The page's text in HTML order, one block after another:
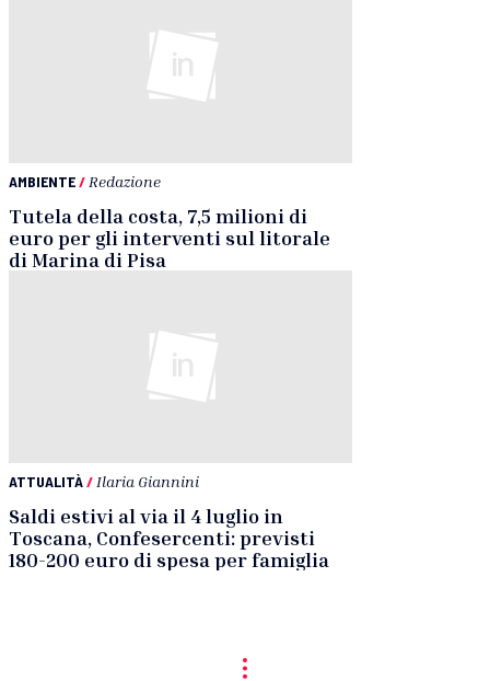
AMBIENTE/ Redazione
Tutela della costa, 7,5 milioni di
euro per gli interventi sul litorale
di Marina di Pisa
ATTUALITÀ/ Ilaria Giannini
Saldi estivi al via il 4 luglio in
Toscana, Confesercenti: previsti
180-200 euro di spesa per famiglia